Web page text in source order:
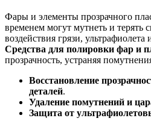
Фары и элементы прозрачного
временем могут мутнеть и терять
воздействия грязи, ультрафиолета
Средства для полировки фар и
прозрачность, устраняя
Восстановление
деталей.
Удаление помутнений и
Защита от